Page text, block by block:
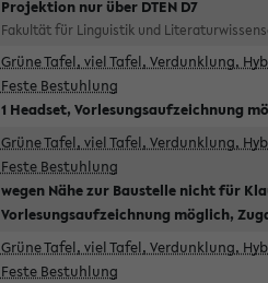
Projektion nur über DTEN D7
Fakultät für Linguistik und
Grüne Tafel, viel Tafel, Verdunklung,
Feste Bestuhlung
1 Headset, Vorlesungsaufzeichnung
Grüne Tafel, viel Tafel, Verdunklung,
Feste Bestuhlung
wegen Nähe zur Baustelle nicht für
Vorlesungsaufzeichnung möglich,
Grüne Tafel, viel Tafel, Verdunklung,
Feste Bestuhlung